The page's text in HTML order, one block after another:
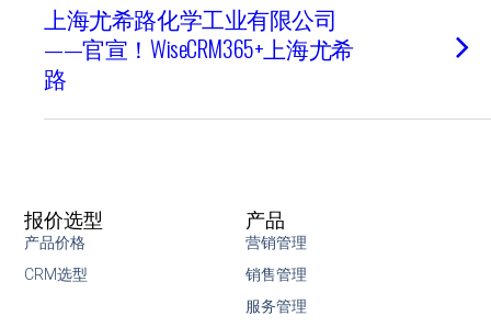
上海尤希路化学工业有限公司
——官宣！WiseCRM365+上海尤希
路
产品
营销管理
销售管理
服务管理
报价选型
产品价格
CRM选型